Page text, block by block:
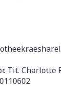
Tit. Charlotte